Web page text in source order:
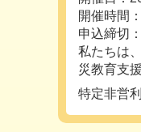
開催時間
申込締切
私たちは
災教育支
特定非営